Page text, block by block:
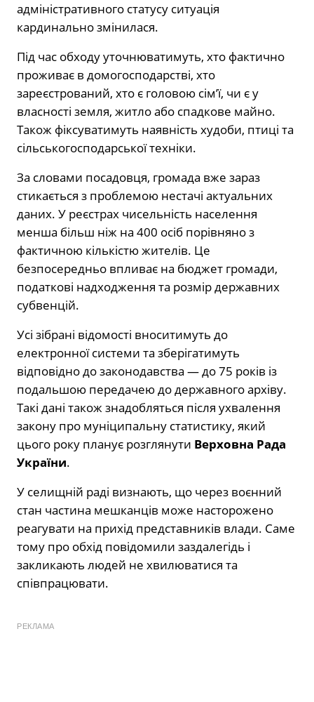
адміністративного статусу ситуація
кардинально змінилася.
Під час обходу уточнюватимуть, хто фактично
проживає в домогосподарстві, хто
зареєстрований, хто є головою сім’ї, чи є у
власності земля, житло або спадкове майно.
Також фіксуватимуть наявність худоби, птиці та
сільськогосподарської техніки.
За словами посадовця, громада вже зараз
стикається з проблемою нестачі актуальних
даних. У реєстрах чисельність населення
менша більш ніж на 400 осіб порівняно з
фактичною кількістю жителів. Це
безпосередньо впливає на бюджет громади,
податкові надходження та розмір державних
субвенцій.
Усі зібрані відомості вноситимуть до
електронної системи та зберігатимуть
відповідно до законодавства — до 75 років із
подальшою передачею до державного архіву.
Такі дані також знадобляться після ухвалення
закону про муніципальну статистику, який
цього року планує розглянути Верховна Рада
України.
У селищній раді визнають, що через воєнний
стан частина мешканців може насторожено
реагувати на прихід представників влади. Саме
тому про обхід повідомили заздалегідь і
закликають людей не хвилюватися та
співпрацювати.
РЕКЛАМА